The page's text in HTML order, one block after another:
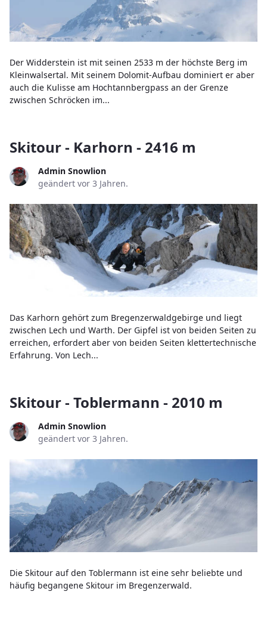
Der Widderstein ist mit seinen 2533 m der höchste Berg im
Kleinwalsertal. Mit seinem Dolomit-Aufbau dominiert er aber
auch die Kulisse am Hochtannbergpass an der Grenze
zwischen Schröcken im...
Skitour - Karhorn - 2416 m
Admin Snowlion
geändert vor 3 Jahren.
Das Karhorn gehört zum Bregenzerwaldgebirge und liegt
zwischen Lech und Warth. Der Gipfel ist von beiden Seiten zu
erreichen, erfordert aber von beiden Seiten klettertechnische
Erfahrung. Von Lech...
Skitour - Toblermann - 2010 m
Admin Snowlion
geändert vor 3 Jahren.
Die Skitour auf den Toblermann ist eine sehr beliebte und
häufig begangene Skitour im Bregenzerwald.